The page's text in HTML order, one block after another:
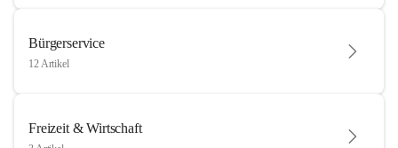
Bürgerservice
12 Artikel
Freizeit & Wirtschaft